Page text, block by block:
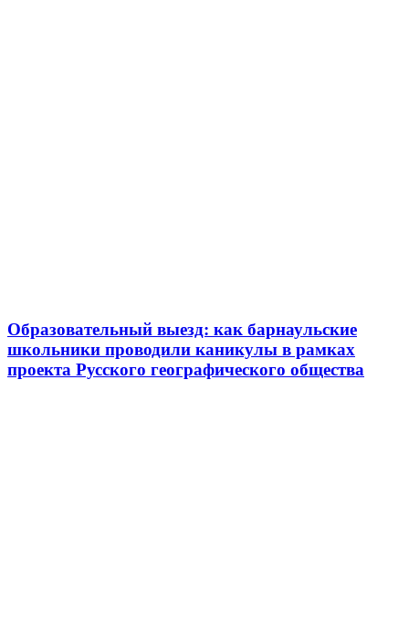
Образовательный выезд: как барнаульские
школьники проводили каникулы в рамках
проекта Русского географического общества